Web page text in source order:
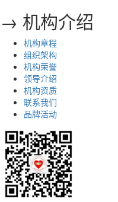
→ 机构介绍
机构章程
组织架构
机构荣誉
领导介绍
机构资质
联系我们
品牌活动